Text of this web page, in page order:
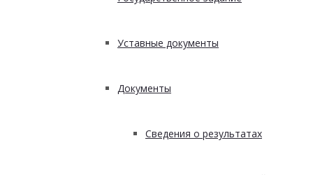
Уставные документы
Документы
Сведения о результатах